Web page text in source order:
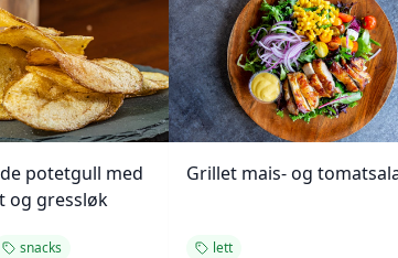
potetgull med
og gressløk
snacks
Grillet mais- og
lett